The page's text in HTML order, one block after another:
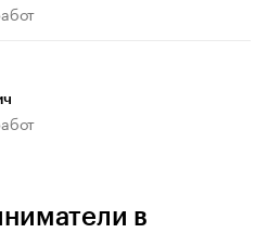
в